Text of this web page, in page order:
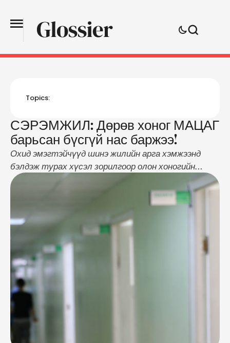
Topics:
СЭРЭМЖИЛ: Дөрөв хоног МАЦАГ
барьсан бүсгүй нас баржээ!
Охид эмэгтэйчүүд шинэ жилийн арга хэмжээнд
бэлдэж турах хүсэл зорилгоор олон хоногийн
туршид шинжлэх ухааны батлагдаагүй эм
бэлдмэл хэрэглэх, олон хоног мацаг барих зэргээс
үүдэн эрүүл мэндээрээ хохирч байна. Олон хоног
мацаг барьснаас үүдэн нэг эмэгтэй нас барсан
харамсалтай тохиолдол гарсан байна.
Тодруулбал, Баянзүрх дүүргийн нутагт амьдардаг
40 орчим насны эмэгтэй шинэ жилийн арга
хэмжээний …